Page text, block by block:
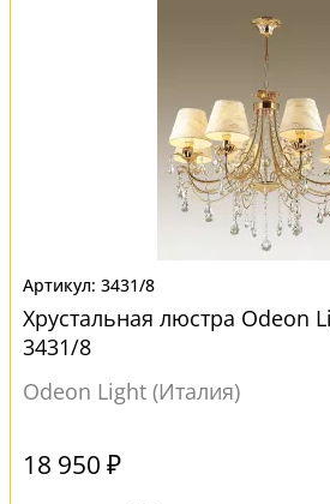
3431/8
Хрустальная люстра Odeon
3431/8
Odeon Light (Италия)
18 950 ₽